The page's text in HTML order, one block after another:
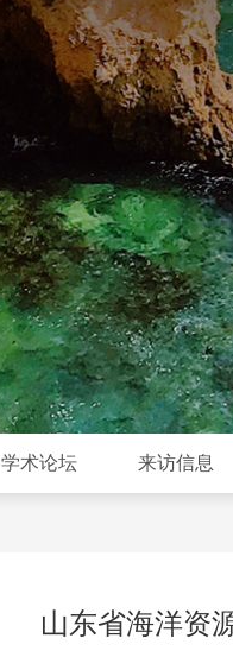
学术论坛 来访信息
山东省海洋资